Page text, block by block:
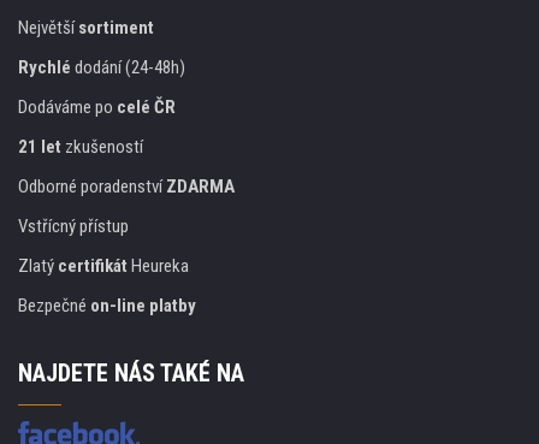
Největšísortiment
Rychlé dodání (24-48h)
Dodáváme po celé ČR
21 let zkušeností
Odborné poradenstvíZDARMA
Vstřícný přístup
Zlatý certifikát Heureka
Bezpečné on-line platby
NAJDETE NÁS TAKÉ NA